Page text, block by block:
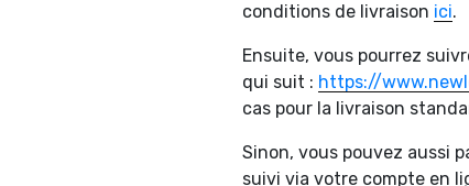
conditions de livraison ici.
Ensuite, vous pourrez
qui suit : https://
cas pour la livraison
Sinon, vous pouvez aussi
suivi via votre compte en